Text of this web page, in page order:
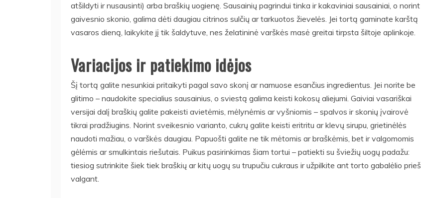
atšildyti ir nusausinti) arba braškių uogienę. Sausainių pagrindui tinka ir kakaviniai sausainiai, o norint
gaivesnio skonio, galima dėti daugiau citrinos sulčių ar tarkuotos žievelės. Jei tortą gaminate karštą
vasaros dieną, laikykite jį tik šaldytuve, nes želatininė varškės masė greitai tirpsta šiltoje aplinkoje.
Variacijos ir patiekimo idėjos
Šį tortą galite nesunkiai pritaikyti pagal savo skonį ar namuose esančius ingredientus. Jei norite be
glitimo – naudokite specialius sausainius, o sviestą galima keisti kokosų aliejumi. Gaiviai vasariškai
versijai dalį braškių galite pakeisti avietėmis, mėlynėmis ar vyšniomis – spalvos ir skonių įvairovė
tikrai pradžiugins. Norint sveikesnio varianto, cukrų galite keisti eritritu ar klevų sirupu, grietinėlės
naudoti mažiau, o varškės daugiau. Papuošti galite ne tik mėtomis ar braškėmis, bet ir valgomomis
gėlėmis ar smulkintais riešutais. Puikus pasirinkimas šiam tortui – patiekti su šviežių uogų padažu:
tiesiog sutrinkite šiek tiek braškių ar kitų uogų su trupučiu cukraus ir užpilkite ant torto gabalėlio prieš
valgant.